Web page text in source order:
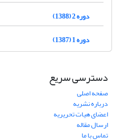
دوره 2 (1388)
دوره 1 (1387)
دسترسی سریع
صفحه اصلی
درباره نشریه
اعضای هیات تحریریه
ارسال مقاله
تماس با ما